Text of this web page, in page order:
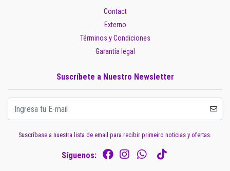
Contact
Externo
Términos y Condiciones
Garantía legal
Suscríbete a Nuestro Newsletter
Suscríbase a nuestra lista de email para recibir primeiro noticias y ofertas.
Síguenos: